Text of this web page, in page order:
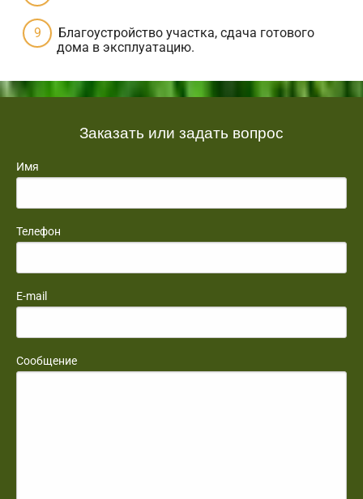
Благоустройство участка, сдача готового
дома в эксплуатацию.
Заказать или задать вопрос
Имя
Телефон
E-mail
Сообщение